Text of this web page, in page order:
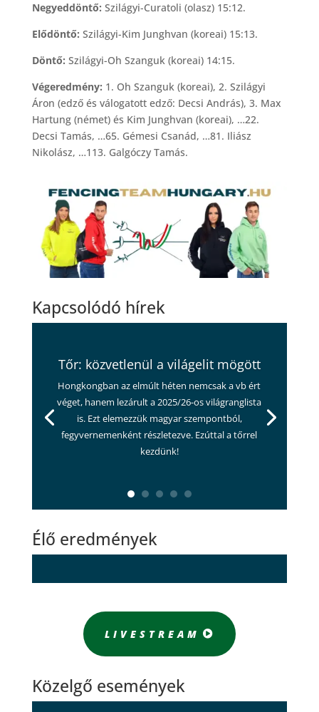
Negyeddöntő: Szilágyi-Curatoli (olasz) 15:12.
Elődöntő: Szilágyi-Kim Junghvan (koreai) 15:13.
Döntő: Szilágyi-Oh Szanguk (koreai) 14:15.
Végeredmény: 1. Oh Szanguk (koreai), 2. Szilágyi
Áron (edző és válogatott edző: Decsi András), 3. Max
Hartung (német) és Kim Junghvan (koreai), …22.
Decsi Tamás, …65. Gémesi Csanád, …81. Iliász
Nikolász, …113. Galgóczy Tamás.
Kapcsolódó hírek
Tőr: közvetlenül a világelit mögött
Hongkongban az elmúlt héten nemcsak a vb ért
véget, hanem lezárult a 2025/26-os világranglista
is. Ezt elemezzük magyar szempontból,
fegyvernemenként részletezve. Ezúttal a tőrrel
kezdünk!
Élő eredmények
LIVESTREAM
Közelgő események